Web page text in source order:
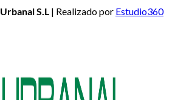
Urbanal S.L | Realizado por Estudio360